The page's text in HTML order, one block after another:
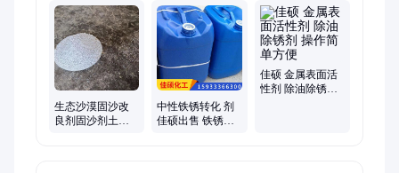
生态沙漠固沙改
良剂固沙剂土壤
中性铁锈转化 剂
佳硕出售 铁锈转
佳硕 金属表面活
性剂 除油除锈剂